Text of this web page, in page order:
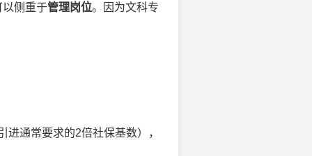
以侧重于管理岗位。因为文科专
通常要求的2倍社保基数），